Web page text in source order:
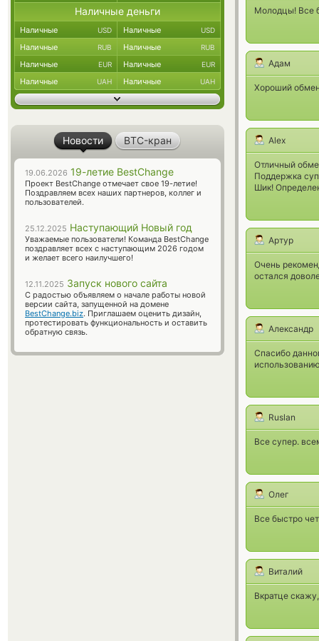
Молодцы! Все
Адам
Хороший
Alex
Отличный
Поддержка
Шик!
Артур
Очень
остался
Александр
Спасибо
Ruslan
Все супер.
Олег
Все быстро
Виталий
Вкратце
Наличные деньги
Наличные USD Наличные USD
Наличные RUB Наличные RUB
Наличные EUR Наличные EUR
Наличные UAH Наличные UAH
Новости BTC-кран
19.06.2026 19-летие BestChange
Проект BestChange отмечает свое 19-летие!
Поздравляем всех наших партнеров, коллег и
пользователей.
25.12.2025 Наступающий Новый год
Уважаемые пользователи! Команда BestChange
поздравляет всех с наступающим 2026 годом
и желает всего наилучшего!
12.11.2025 Запуск нового сайта
С радостью объявляем о начале работы новой
версии сайта, запущенной на домене
BestChange.biz. Приглашаем оценить дизайн,
протестировать функциональность и оставить
обратную связь.